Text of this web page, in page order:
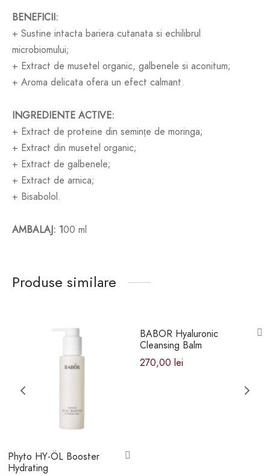
BENEFICII:
+ Sustine intacta bariera cutanata si echilibrul
microbiomului;
+ Extract de musetel organic, galbenele si aconitum;
+ Aroma delicata ofera un efect calmant.
INGREDIENTE ACTIVE:
+ Extract de proteine din semințe de moringa;
+ Extract din musetel organic;
+ Extract de galbenele;
+ Extract de arnica;
+ Bisabolol.
AMBALAJ: 100 ml
Produse similare
Phyto HY-ÖL Booster
Hydrating
BABOR Hyaluronic
Cleansing Balm
270,00 lei